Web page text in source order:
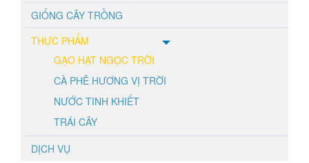
GIỐNG CÂY TRỒNG
THỰC PHẨM
GẠO HẠT NGỌC TRỜI
CÀ PHÊ HƯƠNG VỊ TRỜI
NƯỚC TINH KHIẾT
TRÁI CÂY
DỊCH VỤ